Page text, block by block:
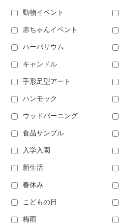
動物イベント
赤ちゃんイベント
ハーバリウム
キャンドル
手形足型アート
ハンモック
ウッドバーニング
食品サンプル
入学入園
新生活
春休み
こどもの日
梅雨